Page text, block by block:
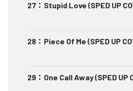
27 ： Stupid Love (SPED UP
28 ： Piece Of Me (SPED UP
29 ： One Call Away (SPED UP